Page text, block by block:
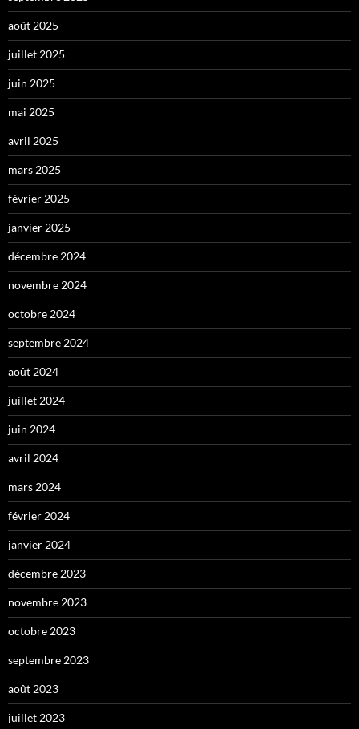
août 2025
juillet 2025
juin 2025
mai 2025
avril 2025
mars 2025
février 2025
janvier 2025
décembre 2024
novembre 2024
octobre 2024
septembre 2024
août 2024
juillet 2024
juin 2024
avril 2024
mars 2024
février 2024
janvier 2024
décembre 2023
novembre 2023
octobre 2023
septembre 2023
août 2023
juillet 2023